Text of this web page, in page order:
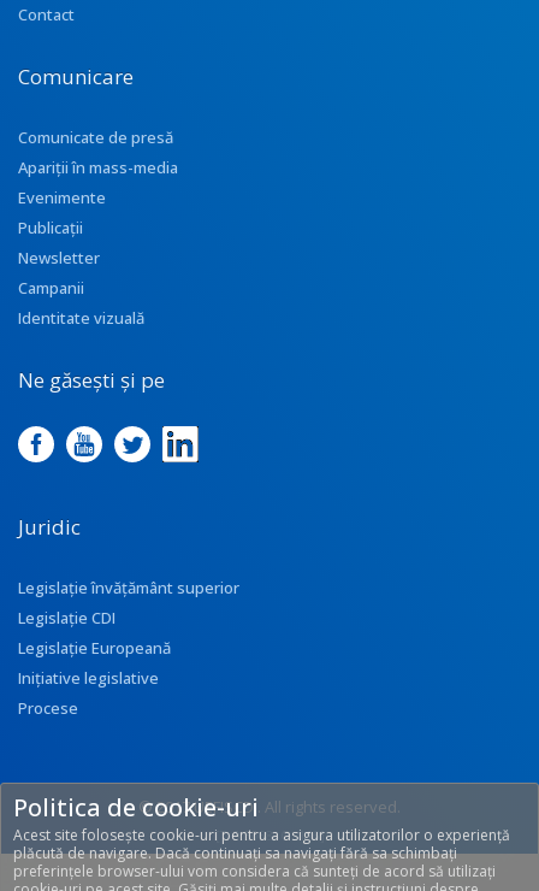
Contact
Comunicare
Comunicate de presă
Apariţii în mass-media
Evenimente
Publicații
Newsletter
Campanii
Identitate vizuală
Ne găsești și pe
Juridic
Legislație învățământ superior
Legislație CDI
Legislație Europeană
Inițiative legislative
Procese
© 2017 UEFISCDI. All rights reserved.
[T: 0.3068, O: 116]
Politica de cookie-uri
Acest site folosește cookie-uri pentru a asigura utilizatorilor o experiență
plăcută de navigare. Dacă continuați sa navigați fără sa schimbați
preferințele browser-ului vom considera că sunteți de acord să utilizați